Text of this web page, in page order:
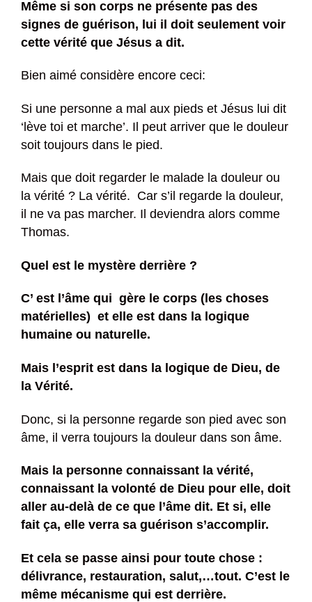
Même si son corps ne présente pas des
signes de guérison, lui il doit seulement voir
cette vérité que Jésus a dit.
Bien aimé considère encore ceci:
Si une personne a mal aux pieds et Jésus lui dit
‘lève toi et marche’. Il peut arriver que le douleur
soit toujours dans le pied.
Mais que doit regarder le malade la douleur ou
la vérité ? La vérité. Car s’il regarde la douleur,
il ne va pas marcher. Il deviendra alors comme
Thomas.
Quel est le mystère derrière ?
C’ est l’âme qui gère le corps (les choses
matérielles) et elle est dans la logique
humaine ou naturelle.
Mais l’esprit est dans la logique de Dieu, de
la Vérité.
Donc, si la personne regarde son pied avec son
âme, il verra toujours la douleur dans son âme.
Mais la personne connaissant la vérité,
connaissant la volonté de Dieu pour elle, doit
aller au-delà de ce que l’âme dit. Et si, elle
fait ça, elle verra sa guérison s’accomplir.
Et cela se passe ainsi pour toute chose :
délivrance, restauration, salut,…tout. C’est le
même mécanisme qui est derrière.